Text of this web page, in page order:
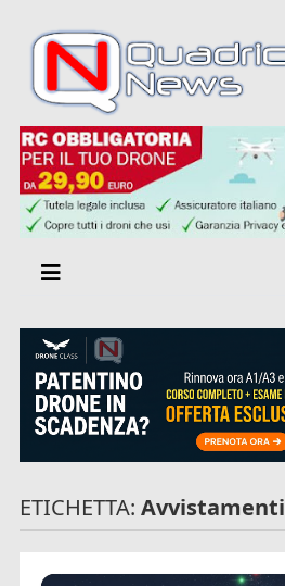
ETICHETTA:Avvistamenti